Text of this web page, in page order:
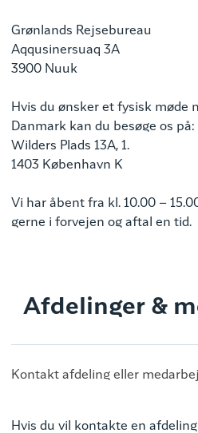
Grønlands Rejsebureau
Aqqusinersuaq 3A
3900 Nuuk
Hvis du ønsker et fysisk møde
Danmark kan du besøge os på:
Wilders Plads 13A, 1.
1403 København K
Vi har åbent fra kl. 10.00 –
gerne i forvejen og aftal en tid.
Afdelinger &
Kontakt afdeling eller
Hvis du vil kontakte en